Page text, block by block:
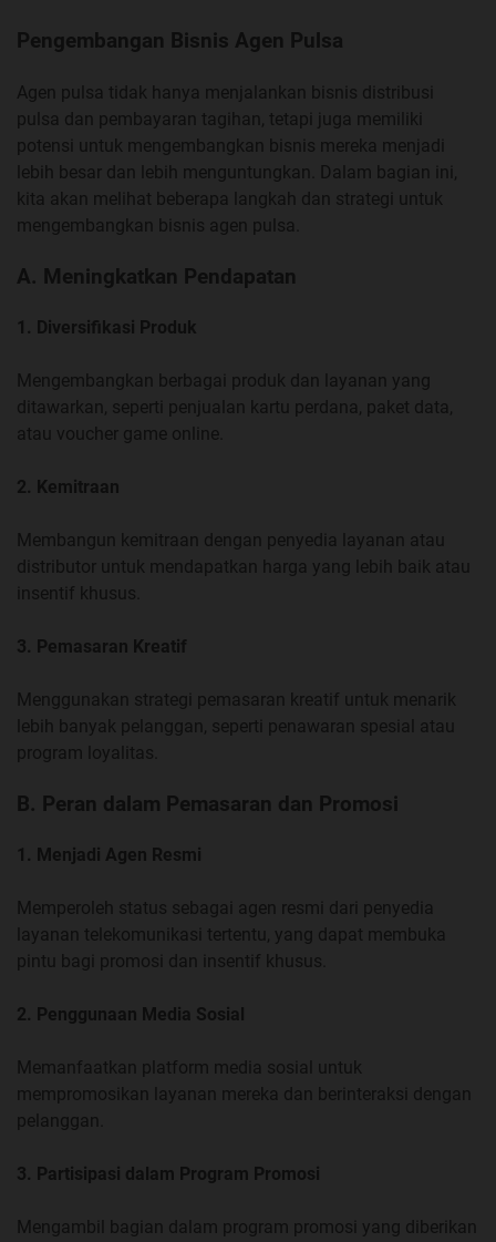
Pengembangan Bisnis Agen Pulsa
Agen pulsa tidak hanya menjalankan bisnis distribusi
pulsa dan pembayaran tagihan, tetapi juga memiliki
potensi untuk mengembangkan bisnis mereka menjadi
lebih besar dan lebih menguntungkan. Dalam bagian ini,
kita akan melihat beberapa langkah dan strategi untuk
mengembangkan bisnis agen pulsa.
A. Meningkatkan Pendapatan
1. Diversifikasi Produk
Mengembangkan berbagai produk dan layanan yang
ditawarkan, seperti penjualan kartu perdana, paket data,
atau voucher game online.
2. Kemitraan
Membangun kemitraan dengan penyedia layanan atau
distributor untuk mendapatkan harga yang lebih baik atau
insentif khusus.
3. Pemasaran Kreatif
Menggunakan strategi pemasaran kreatif untuk menarik
lebih banyak pelanggan, seperti penawaran spesial atau
program loyalitas.
B. Peran dalam Pemasaran dan Promosi
1. Menjadi Agen Resmi
Memperoleh status sebagai agen resmi dari penyedia
layanan telekomunikasi tertentu, yang dapat membuka
pintu bagi promosi dan insentif khusus.
2. Penggunaan Media Sosial
Memanfaatkan platform media sosial untuk
mempromosikan layanan mereka dan berinteraksi dengan
pelanggan.
3. Partisipasi dalam Program Promosi
Mengambil bagian dalam program promosi yang diberikan